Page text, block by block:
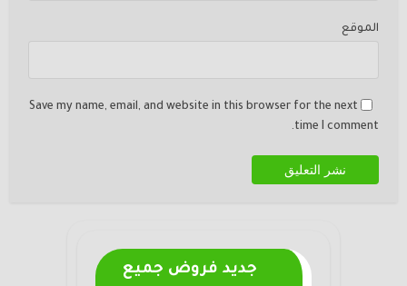
الموقع
Save my name, email, and website in this browser for the next
time I comment.
جديد فروض جميع